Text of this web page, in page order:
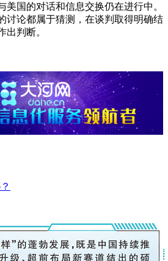
美国的对话和信息交换仍在进行中。
讨论都属于猜测，在谈判取得明确结
出判断。